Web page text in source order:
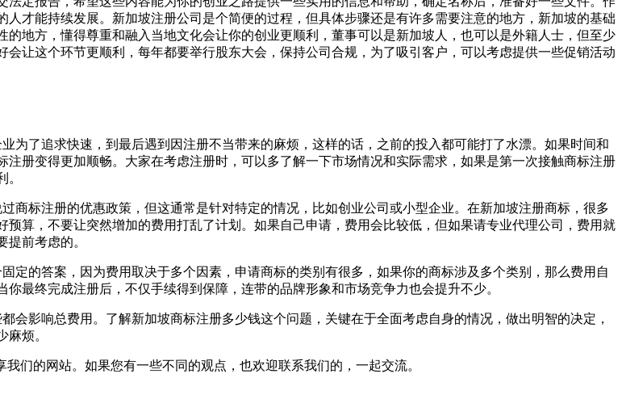
才能持续发展。新加坡注册公司是个简便的过程，但具体步骤还是有许多需要注意的地方，新加坡的基础
地方，懂得尊重和融入当地文化会让你的创业更顺利，董事可以是新加坡人，也可以是外籍人士，但至少
让这个环节更顺利，每年都要举行股东大会，保持公司合规，为了吸引客户，可以考虑提供一些促销活动
了追求快速，到最后遇到因注册不当带来的麻烦，这样的话，之前的投入都可能打了水漂。如果时间和
册变得更加顺畅。大家在考虑注册时，可以多了解一下市场情况和实际需求，如果是第一次接触商标注册
标注册的优惠政策，但这通常是针对特定的情况，比如创业公司或小型企业。在新加坡注册商标，很多
算，不要让突然增加的费用打乱了计划。如果自己申请，费用会比较低，但如果请专业代理公司，费用就
前考虑的。
的答案，因为费用取决于多个因素，申请商标的类别有很多，如果你的商标涉及多个类别，那么费用自
最终完成注册后，不仅手续得到保障，连带的品牌形象和市场竞争力也会提升不少。
影响总费用。了解新加坡商标注册多少钱这个问题，关键在于全面考虑自身的情况，做出明智的决定，
烦。
们的网站。如果您有一些不同的观点，也欢迎联系我们的，一起交流。